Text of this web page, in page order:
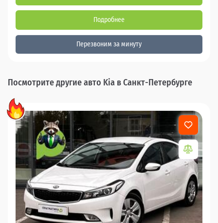
Подробнее
Перезвоним за минуту
Посмотрите другие авто Kia в Санкт-Петербурге